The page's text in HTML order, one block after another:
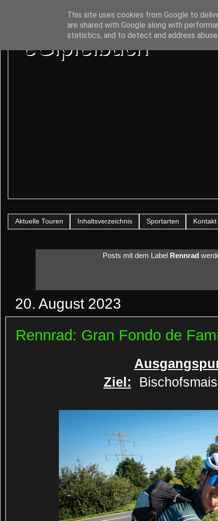
eGipfelbuch
Aktuelle Touren Inhaltsverzeichnis Sportarten Kontakt
Posts mit dem Label Rennrad
20. August 2023
Rennrad: Gran Fondo de
Ziel:
This site uses cookies from Google to
are shared with Google along with
statistics, and to detect and address